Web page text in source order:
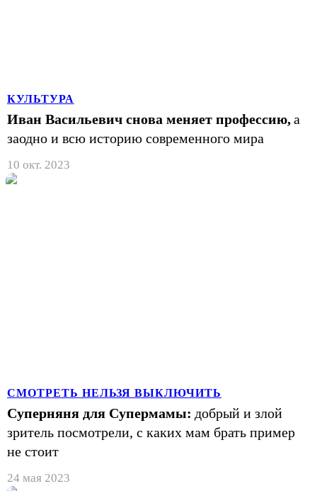
КУЛЬТУРА
Иван Васильевич снова меняет профессию,а
заодно и всю историю современного мира
10 окт. 2023
СМОТРЕТЬ НЕЛЬЗЯ ВЫКЛЮЧИТЬ
Суперняня для Супермамы: добрый и злой
зритель посмотрели, с каких мам брать пример
не стоит
24 мая 2023